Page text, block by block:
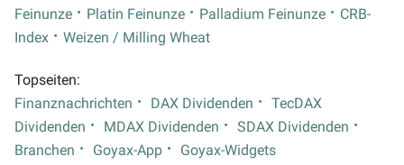
Feinunze
Platin Feinunze Palladium Feinunze
CRB-
Index
Weizen / Milling Wheat
Topseiten:
Finanznachrichten
DAX Dividenden
TecDAX
Dividenden
MDAX Dividenden
SDAX Dividenden
Branchen
Goyax-App Goyax-Widgets